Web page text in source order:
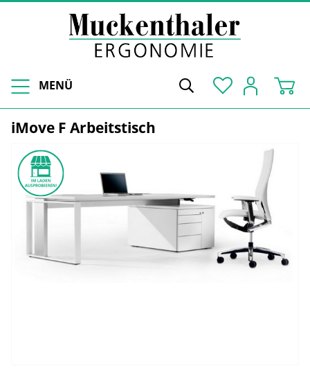
MENÜ
iMove F Arbeitstisch